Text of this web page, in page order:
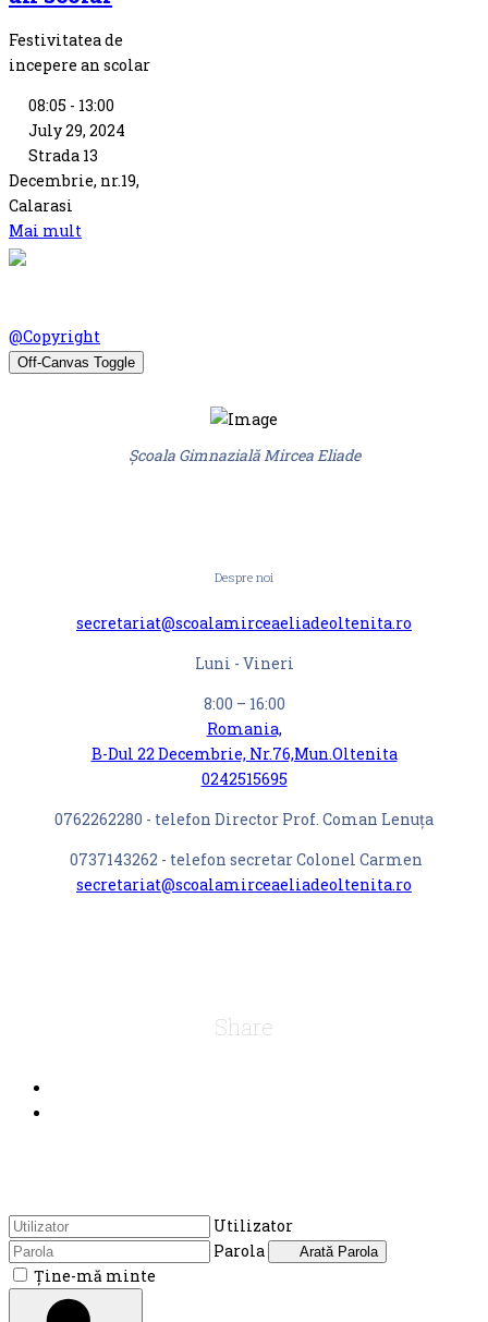
Festivitatea de
incepere an scolar
08:05 - 13:00
July 29, 2024
Strada 13
Decembrie, nr.19,
Calarasi
Mai mult
@Copyright
Off-Canvas Toggle
Școala Gimnazială Mircea Eliade
Despre noi
secretariat@scoalamirceaeliadeoltenita.ro
Luni - Vineri
8:00 – 16:00
Romania,
B-Dul 22 Decembrie, Nr.76,Mun.Oltenita
0242515695
0762262280 - telefon Director Prof. Coman Lenuța
0737143262 - telefon secretar Colonel Carmen
secretariat@scoalamirceaeliadeoltenita.ro
Share
Utilizator
Parola
Arată Parola
Ţine-mă minte